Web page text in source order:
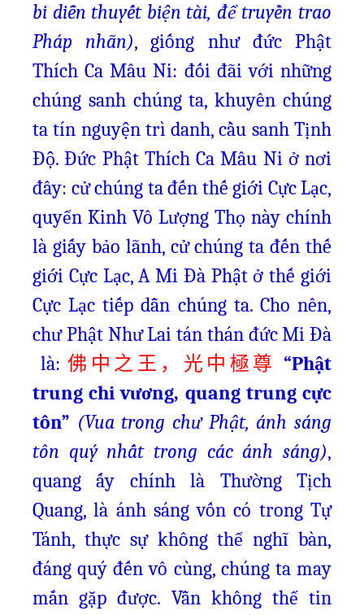
bi diễn thuyết biện tài, để truyền trao
Pháp nhãn), giống như đức Phật
Thích Ca Mâu Ni: đối đãi với những
chúng sanh chúng ta, khuyên chúng
ta tín nguyện trì danh, cầu sanh Tịnh
Độ. Đức Phật Thích Ca Mâu Ni ở nơi
đây: cử chúng ta đến thế giới Cực Lạc,
quyển Kinh Vô Lượng Thọ này chính
là giấy bảo lãnh, cử chúng ta đến thế
giới Cực Lạc, A Mi Đà Phật ở thế giới
Cực Lạc tiếp dẫn chúng ta. Cho nên,
chư Phật Như Lai tán thán đức Mi Đà
là: 佛中之王，光中極尊
“Phật
trung chi vương, quang trung cực
tôn” (Vua trong chư Phật, ánh sáng
tôn quý nhất trong các ánh sáng),
quang ấy chính là Thường Tịch
Quang, là ánh sáng vốn có trong Tự
Tánh, thực sự không thể nghĩ bàn,
đáng quý đến vô cùng, chúng ta may
mắn gặp được. Vẫn không thể tin